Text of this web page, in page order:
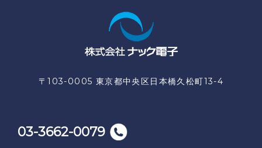
〒103-0005 東京都中央区日本橋久松町13-4
03-3662-0079